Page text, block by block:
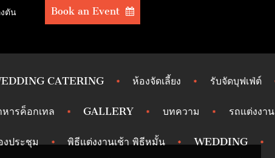
ตัน
Book an Event
CATERING ห้องจัดเลี้ยง รับจัดบุฟเฟ่ต์
หารค็อกเทล GALLERY บทความ รถแต่งงาน
งประชุม พิธีแต่งงานเช้า พิธีหมั้น WEDDING